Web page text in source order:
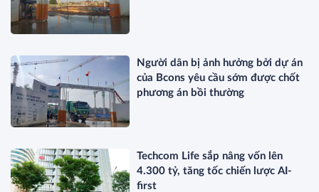
Người dân bị ảnh hưởng bởi dự án
của Bcons yêu cầu sớm được chốt
phương án bồi thường
Techcom Life sắp nâng vốn lên
4.300 tỷ, tăng tốc chiến lược AI-
first